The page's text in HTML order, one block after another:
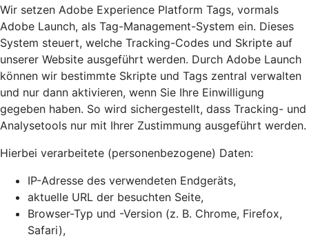
Wir setzen Adobe Experience Platform Tags, vormals
Adobe Launch, als Tag-Management-System ein. Dieses
System steuert, welche Tracking-Codes und Skripte auf
unserer Website ausgeführt werden. Durch Adobe Launch
können wir bestimmte Skripte und Tags zentral verwalten
und nur dann aktivieren, wenn Sie Ihre Einwilligung
gegeben haben. So wird sichergestellt, dass Tracking- und
Analysetools nur mit Ihrer Zustimmung ausgeführt werden.
Hierbei verarbeitete (personenbezogene) Daten:
IP-Adresse des verwendeten Endgeräts,
aktuelle URL der besuchten Seite,
Browser-Typ und -Version (z. B. Chrome, Firefox,
Safari),